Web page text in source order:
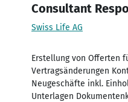
Consultant
Swiss Life AG
Erstellung von Offerten
Vertragsänderungen
Neugeschäfte inkl.
Unterlagen